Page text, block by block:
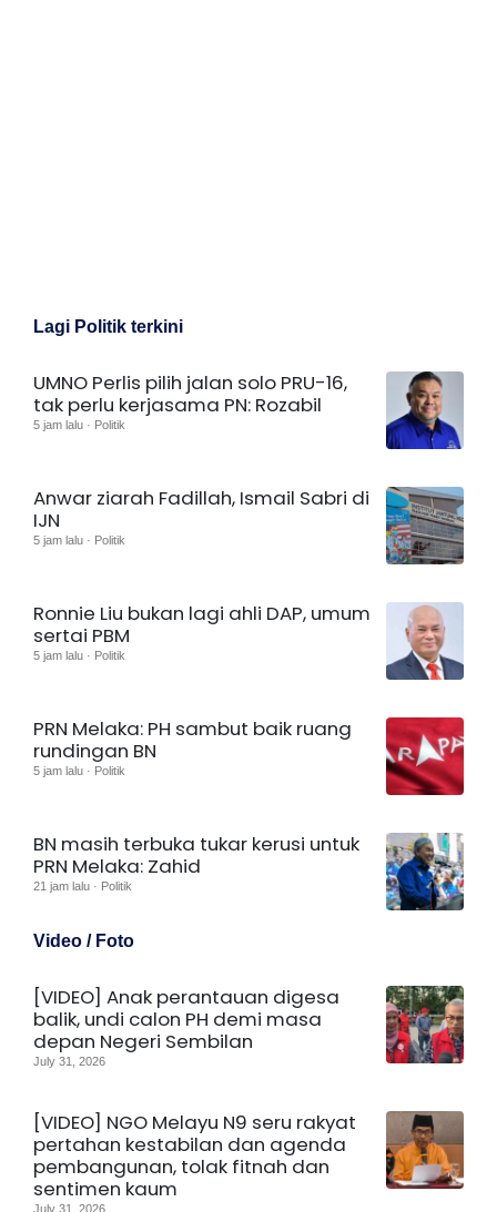
Lagi Politik terkini
UMNO Perlis pilih jalan solo PRU-16,
tak perlu kerjasama PN: Rozabil
5 jam lalu · Politik
Anwar ziarah Fadillah, Ismail Sabri di
IJN
5 jam lalu · Politik
Ronnie Liu bukan lagi ahli DAP, umum
sertai PBM
5 jam lalu · Politik
PRN Melaka: PH sambut baik ruang
rundingan BN
5 jam lalu · Politik
BN masih terbuka tukar kerusi untuk
PRN Melaka: Zahid
21 jam lalu · Politik
Video / Foto
[VIDEO] Anak perantauan digesa
balik, undi calon PH demi masa
depan Negeri Sembilan
July 31, 2026
[VIDEO] NGO Melayu N9 seru rakyat
pertahan kestabilan dan agenda
pembangunan, tolak fitnah dan
sentimen kaum
July 31, 2026